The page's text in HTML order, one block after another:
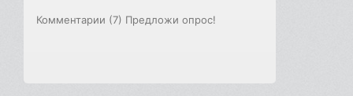
Комментарии (7) Предложи опрос!